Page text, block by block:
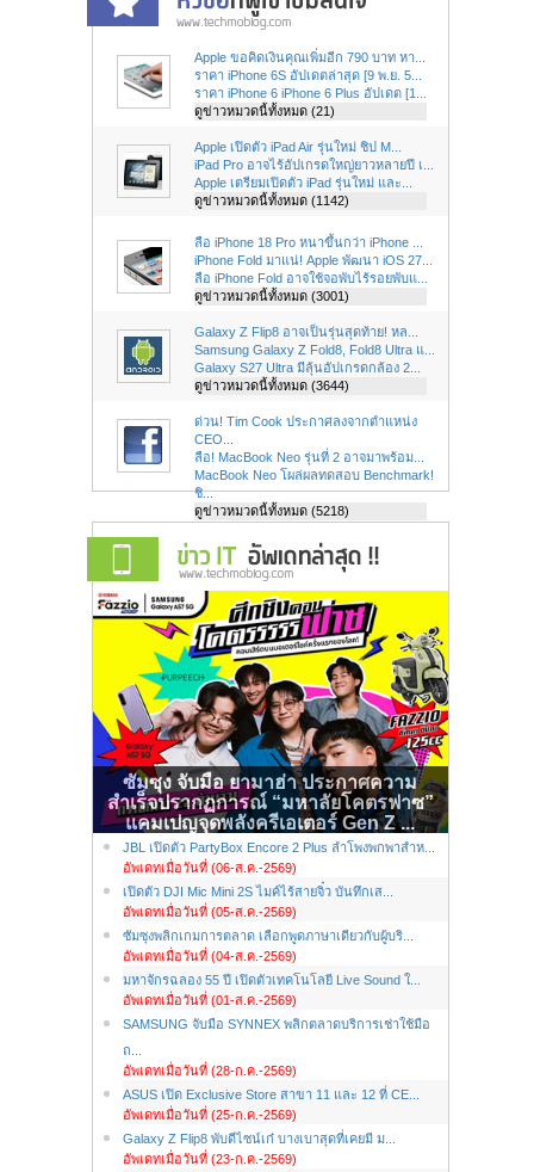
Apple ขอคิดเงินคุณเพิ่มอีก 790 บาท หา...
ราคา iPhone 6S อัปเดตล่าสุด [9 พ.ย. 5...
ราคา iPhone 6 iPhone 6 Plus อัปเดต [1...
ดูข่าวหมวดนี้ทั้งหมด (21)
Apple เปิดตัว iPad Air รุ่นใหม่ ชิป M...
iPad Pro อาจไร้อัปเกรดใหญ่ยาวหลายปี เ...
Apple เตรียมเปิดตัว iPad รุ่นใหม่ และ...
ดูข่าวหมวดนี้ทั้งหมด (1142)
ลือ iPhone 18 Pro หนาขึ้นกว่า iPhone ...
iPhone Fold มาแน่! Apple พัฒนา iOS 27...
ลือ iPhone Fold อาจใช้จอพับไร้รอยพับแ...
ดูข่าวหมวดนี้ทั้งหมด (3001)
Galaxy Z Flip8 อาจเป็นรุ่นสุดท้าย! หล...
Samsung Galaxy Z Fold8, Fold8 Ultra แ...
Galaxy S27 Ultra มีลุ้นอัปเกรดกล้อง 2...
ดูข่าวหมวดนี้ทั้งหมด (3644)
ด่วน! Tim Cook ประกาศลงจากตำแหน่ง
CEO...
ลือ! MacBook Neo รุ่นที่ 2 อาจมาพร้อม...
MacBook Neo โผล่ผลทดสอบ Benchmark!
ชิ...
ดูข่าวหมวดนี้ทั้งหมด (5218)
ซัมซุง จับมือ ยามาฮ่า ประกาศความ
สำเร็จปรากฏการณ์ “มหาลัยโคตรฟาซ”
แคมเปญจุดพลังครีเอเตอร์ Gen Z ...
JBL เปิดตัว PartyBox Encore 2 Plus ลำโพงพกพาสำห...
อัพเดทเมื่อวันที่ (06-ส.ค.-2569)
เปิดตัว DJI Mic Mini 2S ไมค์ไร้สายจิ๋ว บันทึกเส...
อัพเดทเมื่อวันที่ (05-ส.ค.-2569)
ซัมซุงพลิกเกมการตลาด เลือกพูดภาษาเดียวกับผู้บริ...
อัพเดทเมื่อวันที่ (04-ส.ค.-2569)
มหาจักรฉลอง 55 ปี เปิดตัวเทคโนโลยี Live Sound ใ...
อัพเดทเมื่อวันที่ (01-ส.ค.-2569)
SAMSUNG จับมือ SYNNEX พลิกตลาดบริการเช่าใช้มือ
ถ...
อัพเดทเมื่อวันที่ (28-ก.ค.-2569)
ASUS เปิด Exclusive Store สาขา 11 และ 12 ที่ CE...
อัพเดทเมื่อวันที่ (25-ก.ค.-2569)
Galaxy Z Flip8 พับดีไซน์เก๋ บางเบาสุดที่เคยมี ม...
อัพเดทเมื่อวันที่ (23-ก.ค.-2569)